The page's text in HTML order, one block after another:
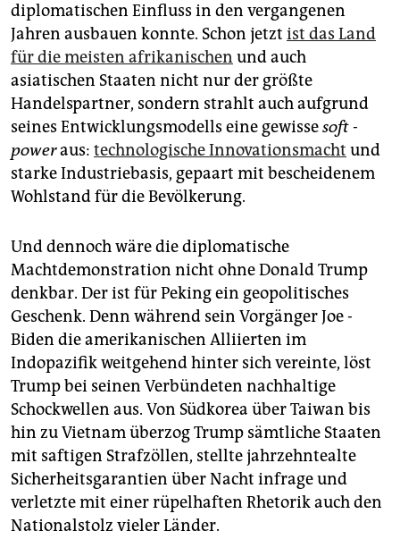
diplomatischen Einfluss in den vergangenen
Jahren ausbauen konnte. Schon jetzt ist das Land
für die meisten afrikanischen und auch
asiatischen Staaten nicht nur der größte
Handelspartner, sondern strahlt auch aufgrund
seines Entwicklungsmodells eine gewissesoft ­
poweraus: technologische Innovations­macht und
starke Industrie­basis, gepaart mit bescheidenem
Wohlstand für die Bevölkerung.
Und dennoch wäre die di­plomatische
Machtdemonstration nicht ohne Donald Trump
denkbar. Der ist für Peking ein geopolitisches
Geschenk. Denn während sein Vorgänger Joe ­
Biden die amerikanischen Alliierten im
Indopazifik weitgehend hinter sich vereinte, löst
Trump bei seinen Verbündeten nachhaltige
Schockwellen aus. Von Südkorea über Taiwan bis
hin zu Vietnam überzog Trump sämtliche Staaten
mit saftigen Strafzöllen, stellte jahrzehntealte
Sicherheitsgarantien über Nacht infrage und
verletzte mit einer rüpelhaften Rhetorik auch den
Nationalstolz vieler Länder.